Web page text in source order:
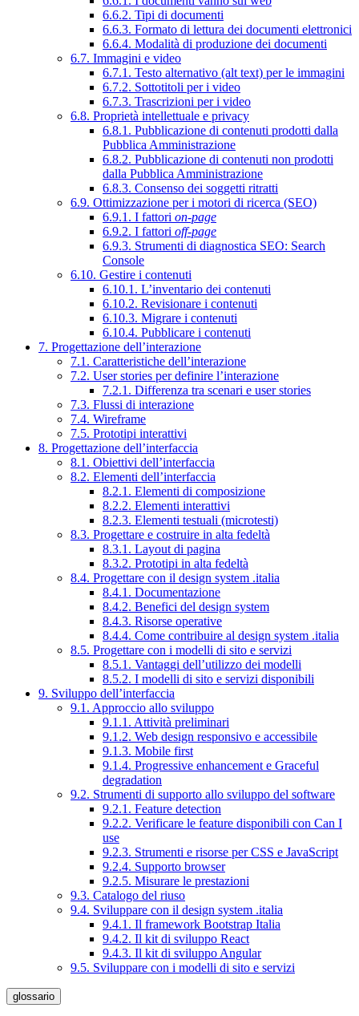
6.6.2. Tipi di documenti
6.6.3. Formato di lettura dei documenti elettronici
6.6.4. Modalità di produzione dei documenti
6.7. Immagini e video
6.7.1. Testo alternativo (alt text) per le immagini
6.7.2. Sottotitoli per i video
6.7.3. Trascrizioni per i video
6.8. Proprietà intellettuale e privacy
6.8.1. Pubblicazione di contenuti prodotti dalla
Pubblica Amministrazione
6.8.2. Pubblicazione di contenuti non prodotti
dalla Pubblica Amministrazione
6.8.3. Consenso dei soggetti ritratti
6.9. Ottimizzazione per i motori di ricerca (SEO)
6.9.1. I fattori on-page
6.9.2. I fattori off-page
6.9.3. Strumenti di diagnostica SEO: Search
Console
6.10. Gestire i contenuti
6.10.1. L’inventario dei contenuti
6.10.2. Revisionare i contenuti
6.10.3. Migrare i contenuti
6.10.4. Pubblicare i contenuti
7. Progettazione dell’interazione
7.1. Caratteristiche dell’interazione
7.2. User stories per definire l’interazione
7.2.1. Differenza tra scenari e user stories
7.3. Flussi di interazione
7.4. Wireframe
7.5. Prototipi interattivi
8. Progettazione dell’interfaccia
8.1. Obiettivi dell’interfaccia
8.2. Elementi dell’interfaccia
8.2.1. Elementi di composizione
8.2.2. Elementi interattivi
8.2.3. Elementi testuali (microtesti)
8.3. Progettare e costruire in alta fedeltà
8.3.1. Layout di pagina
8.3.2. Prototipi in alta fedeltà
8.4. Progettare con il design system .italia
8.4.1. Documentazione
8.4.2. Benefici del design system
8.4.3. Risorse operative
8.4.4. Come contribuire al design system .italia
8.5. Progettare con i modelli di sito e servizi
8.5.1. Vantaggi dell’utilizzo dei modelli
8.5.2. I modelli di sito e servizi disponibili
9. Sviluppo dell’interfaccia
9.1. Approccio allo sviluppo
9.1.1. Attività preliminari
9.1.2. Web design responsivo e accessibile
9.1.3. Mobile first
9.1.4. Progressive enhancement e Graceful
degradation
9.2. Strumenti di supporto allo sviluppo del software
9.2.1. Feature detection
9.2.2. Verificare le feature disponibili con Can I
use
9.2.3. Strumenti e risorse per CSS e JavaScript
9.2.4. Supporto browser
9.2.5. Misurare le prestazioni
9.3. Catalogo del riuso
9.4. Sviluppare con il design system .italia
9.4.1. Il framework Bootstrap Italia
9.4.2. Il kit di sviluppo React
9.4.3. Il kit di sviluppo Angular
9.5. Sviluppare con i modelli di sito e servizi
glossario